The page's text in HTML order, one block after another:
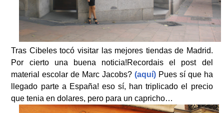
Tras Cibeles tocó visitar las mejores tiendas de Madrid.
Por cierto una buena noticia!Recordais el post del
material escolar de Marc Jacobs? (aquí)Pues sí que ha
llegado parte a España! eso sí, han triplicado el precio
que tenia en dolares, pero para un capricho…